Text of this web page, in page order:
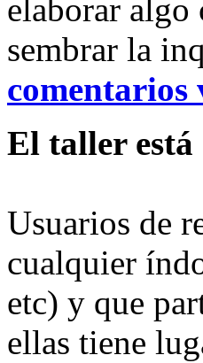
elaborar
sembrar la
comentarios
El taller
Usuarios de
cualquier
etc) y que
ellas tiene